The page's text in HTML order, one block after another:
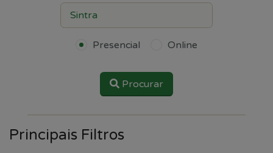
Presencial Online
Procurar
Principais Filtros